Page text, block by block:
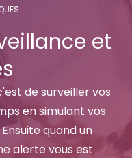
et
de surveiller vos
en simulant vos
quand un
alerte vous est